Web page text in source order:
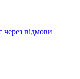
відмови